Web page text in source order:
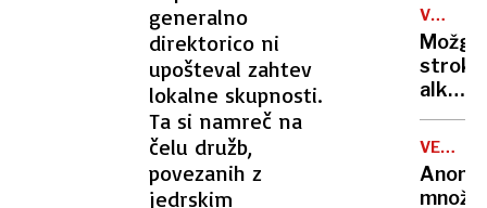
generalno
direktorico ni
upošteval zahtev
lokalne skupnosti.
Ta si namreč na
čelu družb,
povezanih z
jedrskim
zločin:
jo je,
da je
to
VPLIV
NA
alkohol
ali
– kaj
je
VETER